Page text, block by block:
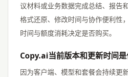
议材料或业务数据完成总结、报告
格式还原、修改时间与协作便利性
时间与额度消耗决定是否购买。
Copy.ai当前版本和更新时间是
因为客户端、模型和套餐会持续更